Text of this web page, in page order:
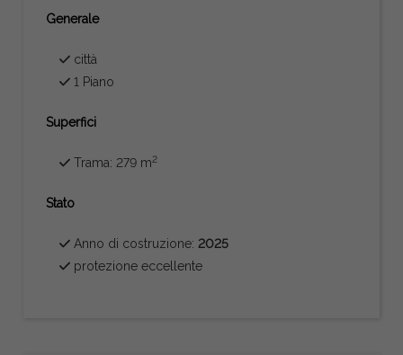
Generale
città
1 Piano
Superfici
Trama: 279 m2
Stato
Anno di costruzione:2025
protezione eccellente